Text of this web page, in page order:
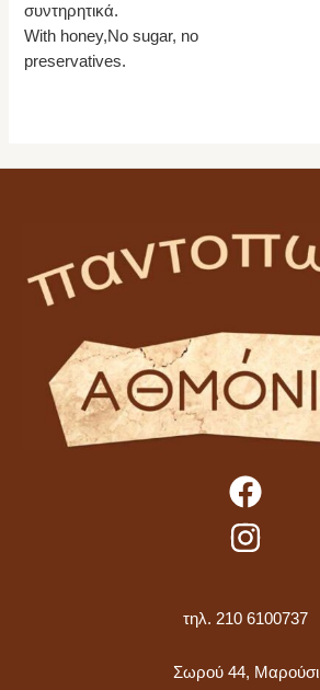
συντηρητικά.
With honey,No sugar, no
preservatives.
τηλ. 210 6100737
Σωρού 44, Μαρούσι